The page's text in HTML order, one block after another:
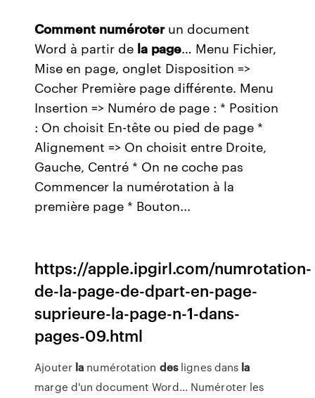
Comment numéroterun document
Word à partir de la page… Menu Fichier,
Mise en page, onglet Disposition =>
Cocher Première page différente. Menu
Insertion => Numéro de page : * Position
: On choisit En-tête ou pied de page *
Alignement => On choisit entre Droite,
Gauche, Centré * On ne coche pas
Commencer la numérotation à la
première page * Bouton...
https://apple.ipgirl.com/numrotation-
de-la-page-de-dpart-en-page-
suprieure-la-page-n-1-dans-
pages-09.html
Ajouter la numérotation deslignes dans la
marge d'un document Word... Numéroter les